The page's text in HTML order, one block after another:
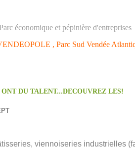
économique et pépinière d'entreprises
, Parc Sud Vendée
DU TALENT...DECOUVREZ LES!
viennoiseries industrielles